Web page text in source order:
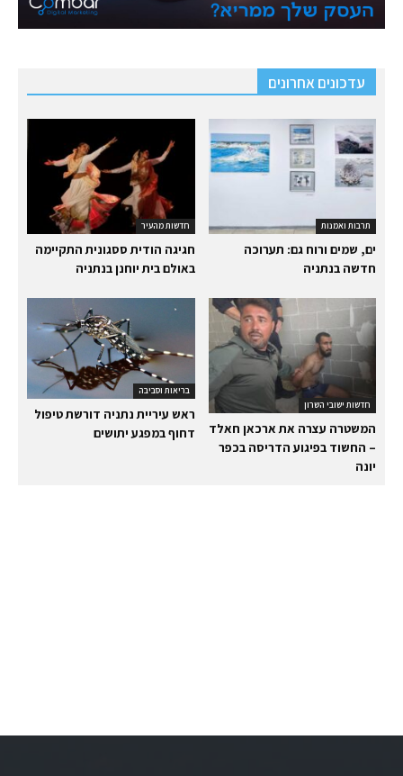
עדכונים אחרונים
חדשות מהעיר
חגיגה הודית ססגונית התקיימה
באולם בית יוחנן בנתניה
תרבות ואמנות
ים, שמים ורוח גם: תערוכה
חדשה בנתניה
בריאות וסביבה
ראש עיריית נתניה דורשת טיפול
דחוף במפגע יתושים
חדשות ישובי השרון
המשטרה עצרה את ארכאן חאלד
– החשוד בפיגוע הדריסה בכפר
יונה